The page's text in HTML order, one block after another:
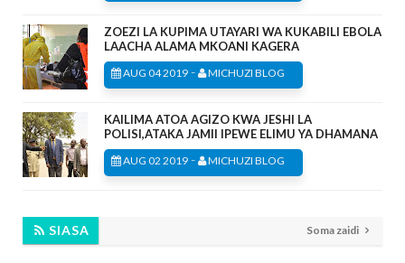
ZOEZI LA KUPIMA UTAYARI WA KUKABILI EBOLA
LAACHA ALAMA MKOANI KAGERA
AUG 04 2019 - MICHUZI BLOG
KAILIMA ATOA AGIZO KWA JESHI LA
POLISI,ATAKA JAMII IPEWE ELIMU YA DHAMANA
AUG 02 2019 - MICHUZI BLOG
SIASA Soma zaidi